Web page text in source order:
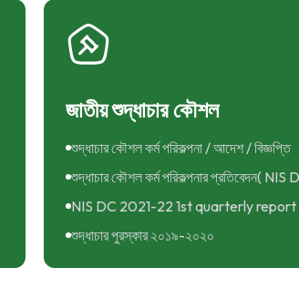
জাতীয় শুদ্ধাচার কৌশল
শুদ্ধাচার কৌশল কর্ম পরিকল্পনা / আদেশ / বিজ্ঞপ্তি
শুদ্ধাচার কৌশল কর্ম পরিকল্পনার প্রতিবেদন(
NIS DC 2021-22 1st quarterly report
শুদ্ধাচার পুরস্কার ২০১৯-২০২০